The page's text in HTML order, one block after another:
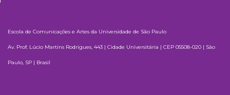
Escola de Comunicações e Artes da Universidade de São Paulo
Av. Prof. Lúcio Martins Rodrigues, 443 | Cidade Universitária | CEP 05508-020 | São
Paulo, SP | Brasil